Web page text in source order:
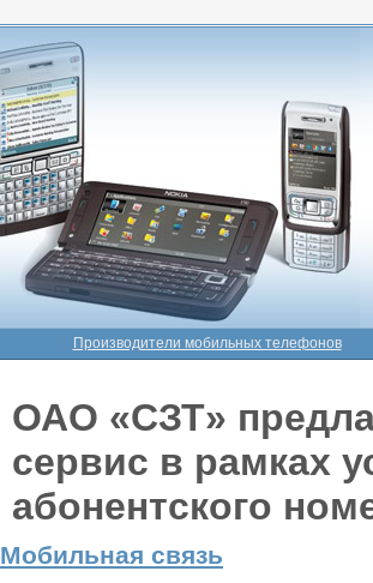
Производители мобильных телефонов
ОАО «СЗТ»
сервис в рамках
абонентского
Мобильная связь